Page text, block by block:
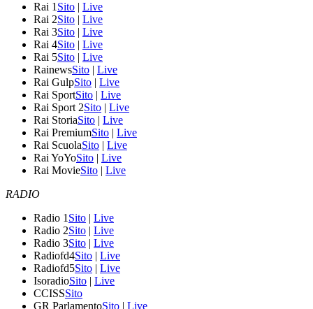
Rai 1 Sito | Live
Rai 2Sito | Live
Rai 3Sito | Live
Rai 4Sito | Live
Rai 5Sito | Live
RainewsSito | Live
Rai GulpSito | Live
Rai SportSito | Live
Rai Sport 2Sito | Live
Rai StoriaSito | Live
Rai PremiumSito | Live
Rai ScuolaSito | Live
Rai YoYoSito | Live
Rai MovieSito | Live
RADIO
Radio 1 Sito | Live
Radio 2Sito | Live
Radio 3Sito | Live
Radiofd4Sito | Live
Radiofd5Sito | Live
IsoradioSito | Live
CCISSSito
GR ParlamentoSito | Live